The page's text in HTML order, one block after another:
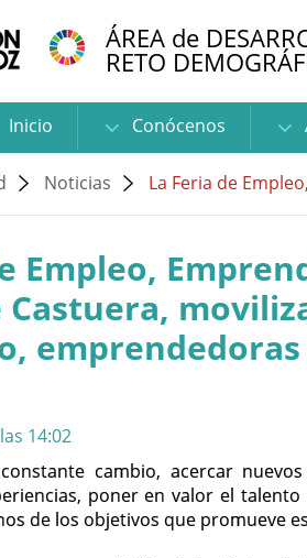
ÁREA de
RETO
Inicio Conócenos
Noticias La Feria de
Empleo,
Castuera,
14:02
cambio, acercar
poner en valor el
de los objetivos que promueve